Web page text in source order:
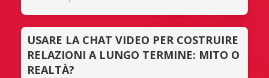
USARE LA CHAT VIDEO PER COSTRUIRE
RELAZIONI A LUNGO TERMINE: MITO O
REALTÀ?